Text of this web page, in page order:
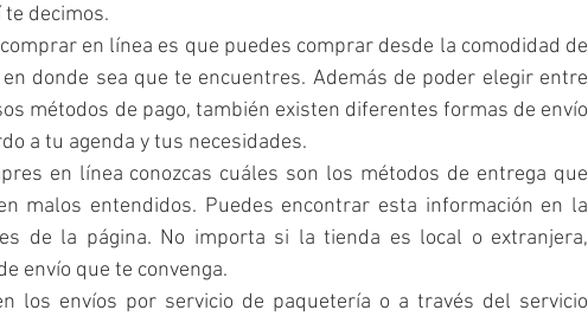
decimos.
en línea es que puedes comprar desde la comodidad de
donde sea que te encuentres. Además de poder elegir entre
métodos de pago, también existen diferentes formas de envío
a tu agenda y tus necesidades.
en línea conozcas cuáles son los métodos de entrega que
malos entendidos. Puedes encontrar esta información en la
de la página. No importa si la tienda es local o extranjera,
envío que te convenga.
los envíos por servicio de paquetería o a través del servicio